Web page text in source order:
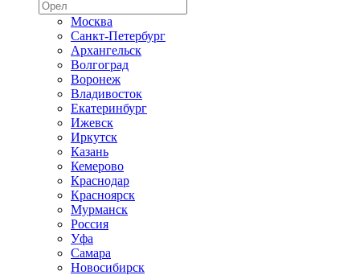
Москва
Санкт-Петербург
Архангельск
Волгоград
Воронеж
Владивосток
Екатеринбург
Ижевск
Иркутск
Казань
Кемерово
Краснодар
Красноярск
Мурманск
Россия
Уфа
Самара
Новосибирск